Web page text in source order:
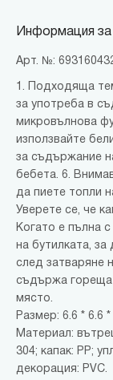
Информация
Арт. №:
1. Подходяща
за употреба в
микровълнова
използвайте
за съдържание
бебета. 6.
да пиете топли
Уверете се, че
Когато е пълна
на бутилката,
след затваряне
съдържа гореща
място.
Размер: 6.6 * 6.6 *
Материал:
304; капак: PP;
декорация: PVC.